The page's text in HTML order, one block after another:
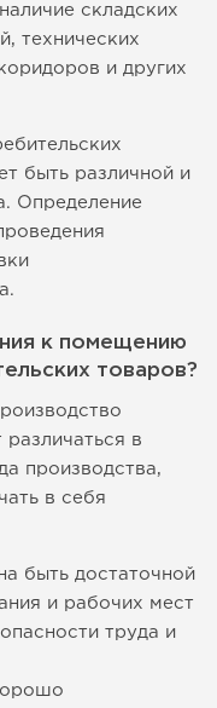
складских
технических
и других
быть различной и
Определение
к помещению
товаров?
различаться в
производства,
в себя
быть достаточной
и рабочих мест
труда и